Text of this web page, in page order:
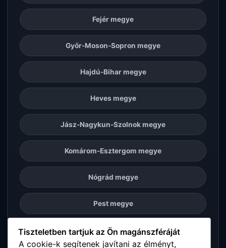
Fejér megye
Győr-Moson-Sopron megye
Hajdú-Bihar megye
Heves megye
Jász-Nagykun-Szolnok megye
Komárom-Esztergom megye
Nógrád megye
Pest megye
Somogy megye
Tiszteletben tartjuk az Ön magánszféráját
A cookie-k segítenek javítani az élményt,